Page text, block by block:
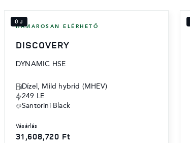
ÚJ
HAMAROSAN ELÉRHETŐ
DISCOVERY
DYNAMIC HSE
Dízel, Mild hybrid (MHEV)
249 LE
Santorini Black
vásárlás
31,608,720 Ft